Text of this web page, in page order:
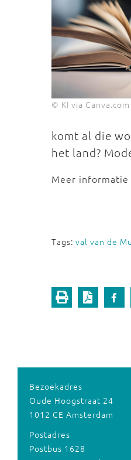
© KI via Canva.com
komt al die
het land?
Meer informatie
Tags: val van de
Bezoekadres
Oude Hoogstraat 24
1012 CE Amsterdam
Postadres
Postbus 1628